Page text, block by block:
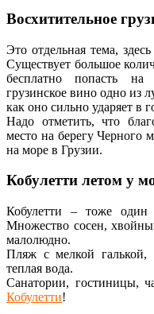
Восхитительное
Это отдельная тема,
Существует большое
бесплатно попасть
грузинское вино одно из
как оно сильно ударяет в
Надо отметить, что
место на берегу Черного
на море в Грузии.
Кобулетти летом у
Кобулетти – тоже один
Множество сосен,
малолюдно.
Пляж с мелкой галькой,
теплая вода.
Санатории, гостиницы,
Кобулетти!